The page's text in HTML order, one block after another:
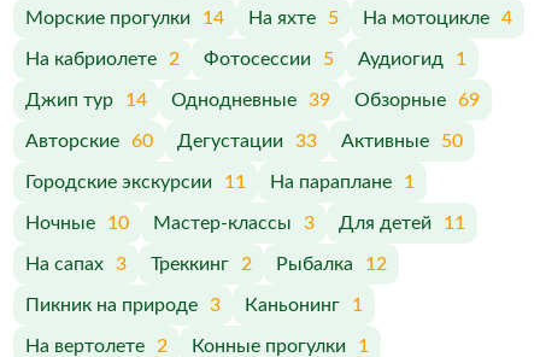
Морские прогулки 14 На яхте 5 На мотоцикле 4
На кабриолете 2 Фотосессии 5 Аудиогид 1
Джип тур 14 Однодневные 39 Обзорные 69
Авторские 60 Дегустации 33 Активные 50
Городские экскурсии 11 На параплане 1
Ночные 10 Мастер-классы 3 Для детей 11
На сапах 3 Треккинг 2 Рыбалка 12
Пикник на природе 3 Каньонинг 1
На вертолете 2 Конные прогулки 1